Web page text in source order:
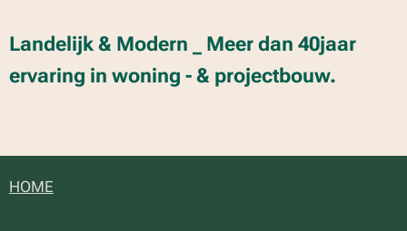
Landelijk & Modern _ Meer dan 40jaar
ervaring in woning - & projectbouw.
HOME